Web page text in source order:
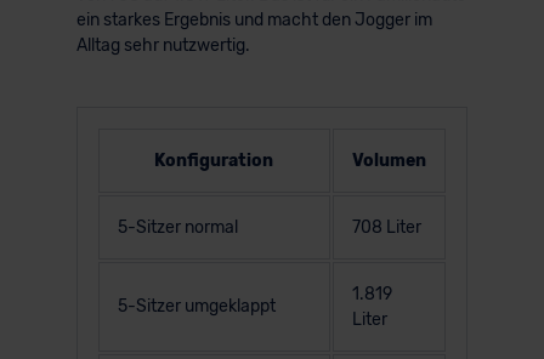
ein starkes Ergebnis und macht den Jogger im
Alltag sehr nutzwertig.
Konfiguration Volumen
5-Sitzer normal 708 Liter
5-Sitzer umgeklappt
1.819
Liter